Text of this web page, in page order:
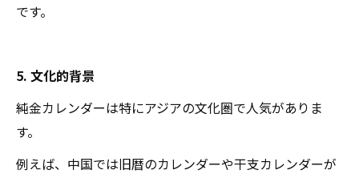
です。
5. 文化的背景
純金カレンダーは特にアジアの文化圏で人気がありま
す。
例えば、中国では旧暦のカレンダーや干支カレンダーが